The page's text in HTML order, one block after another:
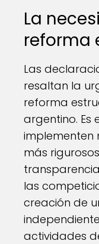
La
reforma
Las
resaltan la
reforma
argentino. Es
implementen
más
las
creación de
actividades